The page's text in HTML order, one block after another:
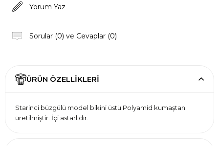
Yorum Yaz
Sorular (0) ve Cevaplar (0)
ÜRÜN ÖZELLIKLERI
Starinci büzgülü model bikini üstü Polyamid kumaştan
üretilmiştir. İçi astarlıdır.